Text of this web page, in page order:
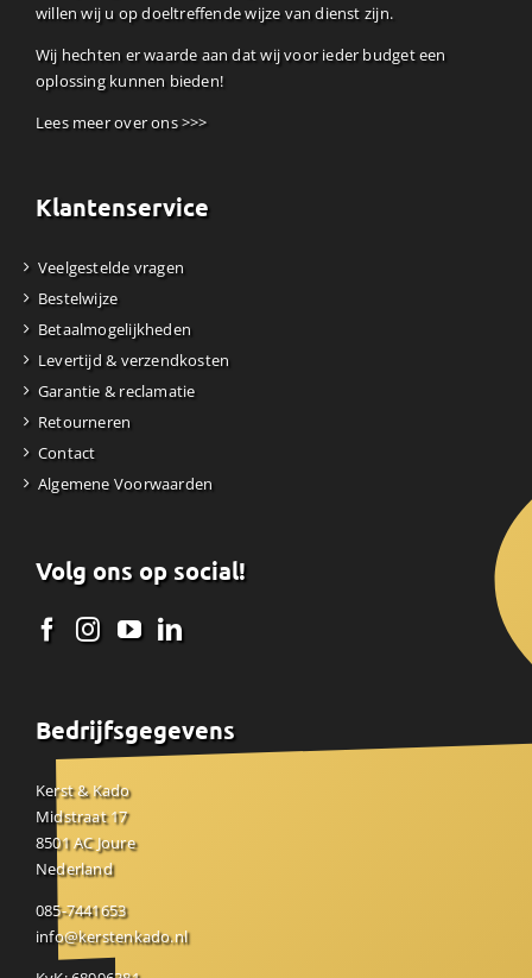
willen wij u op doeltreffende wijze van dienst zijn.
Wij hechten er waarde aan dat wij voor ieder budget een
oplossing kunnen bieden!
Lees meer over ons >>>
Klantenservice
Veelgestelde vragen
Bestelwijze
Betaalmogelijkheden
Levertijd & verzendkosten
Garantie & reclamatie
Retourneren
Contact
Algemene Voorwaarden
Volg ons op social!
Bedrijfsgegevens
Kerst & Kado
Midstraat 17
8501 AC Joure
Nederland
085-7441653
info@kerstenkado.nl